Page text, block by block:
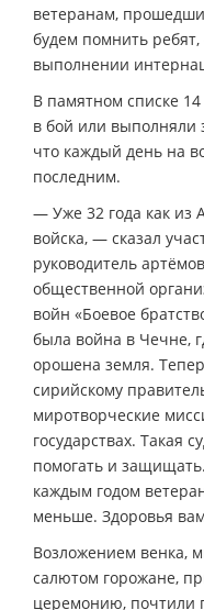
ветеранам,
будем помнить
выполнении
В памятном списке
в бой или выполняли
что каждый день на
последним.
— Уже 32 года как из
войска, — сказал
руководитель
общественной
войн «Боевое
была война в Чечне,
орошена земля.
сирийскому
миротворческие
государствах. Такая
помогать и
каждым годом
меньше. Здоровья
Возложением венка,
салютом горожане,
церемонию, почтили